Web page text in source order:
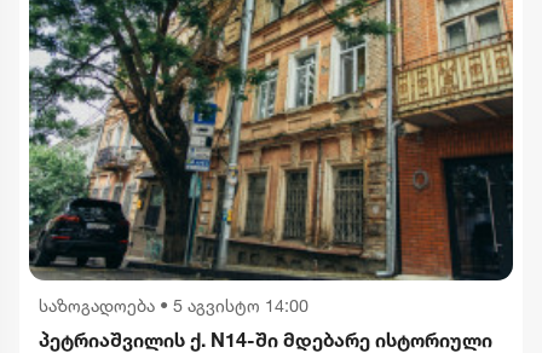
საზოგადოება • 5 აგვისტო 14:00
პეტრიაშვილის ქ. N14-ში მდებარე ისტორიული